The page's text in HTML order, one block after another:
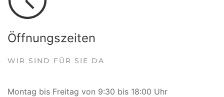
Öffnungszeiten
WIR SIND FÜR SIE DA
Montag bis Freitag von 9:30 bis 18:00 Uhr